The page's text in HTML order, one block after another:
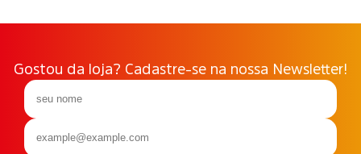
Gostou da loja? Cadastre-se na nossa Newsletter!